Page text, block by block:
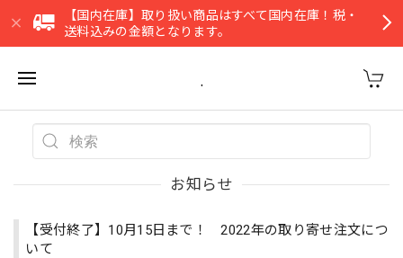
【国内在庫】取り扱い商品はすべて国内在庫！税・
送料込みの金額となります。
.
お知らせ
【受付終了】10月15日まで！ 2022年の取り寄せ注文につ
いて